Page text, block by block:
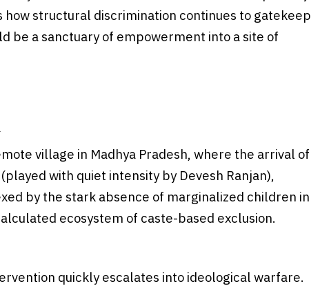
structural discrimination continues to gatekeep
be a sanctuary of empowerment into a site of
village in Madhya Pradesh, where the arrival of
with quiet intensity by Devesh Ranjan),
by the stark absence of marginalized children in
ecosystem of caste-based exclusion.
quickly escalates into ideological warfare.